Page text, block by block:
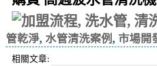
管乾淨, 水管清洗案例, 市場開
相關文章: